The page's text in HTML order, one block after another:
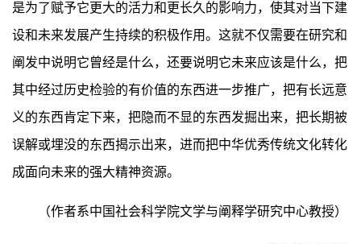
是为了赋予它更大的活力和更长久的影响力，使其对当下建
设和未来发展产生持续的积极作用。这就不仅需要在研究和
阐发中说明它曾经是什么，还要说明它未来应该是什么，把
其中经过历史检验的有价值的东西进一步推广，把有长远意
义的东西肯定下来，把隐而不显的东西发掘出来，把长期被
误解或埋没的东西揭示出来，进而把中华优秀传统文化转化
成面向未来的强大精神资源。
（作者系中国社会科学院文学与阐释学研究中心教授）